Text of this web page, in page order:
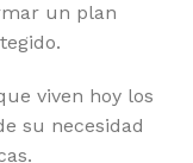
un plan
viven hoy los
su necesidad